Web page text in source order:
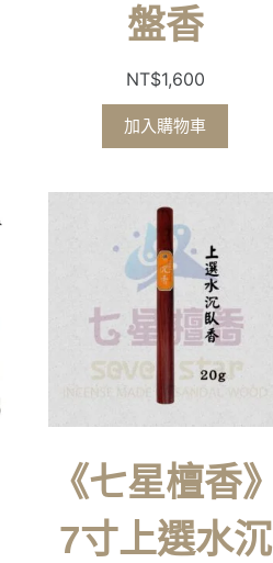
盤香
NT$1,600
加入購物車
《七星檀香》
7寸上選水沉